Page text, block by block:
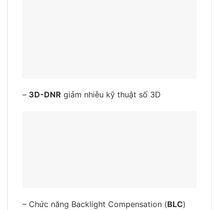
– 3D-DNR giảm nhiễu kỹ thuật số 3D
– Chức năng Backlight Compensation (BLC)